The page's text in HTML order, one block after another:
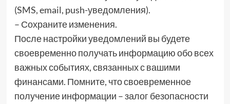
(SMS, email, push-уведомления).
– Сохраните изменения.
После настройки уведомлений вы будете
своевременно получать информацию обо всех
важных событиях, связанных с вашими
финансами. Помните, что своевременное
получение информации – залог безопасности